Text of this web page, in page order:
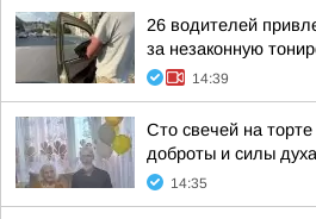
26 водителей
за незаконную
14:39
Сто свечей на
доброты и силы
14:35